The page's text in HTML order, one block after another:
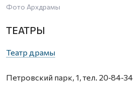
Фото Архдрамы
ТЕАТРЫ
Театр драмы
Петровский парк, 1, тел. 20‑84‑34